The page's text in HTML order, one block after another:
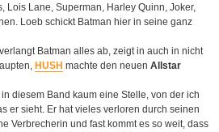
Lois Lane, Superman, Harley Quinn, Joker,
Loeb schickt Batman hier in seine ganz
Batman alles ab, zeigt in auch in nicht
HUSH machte den neuen Allstar
diesem Band kaum eine Stelle, von der ich
er sieht. Er hat vieles verloren durch seinen
Verbrecherin und fast kommt es so weit, dass